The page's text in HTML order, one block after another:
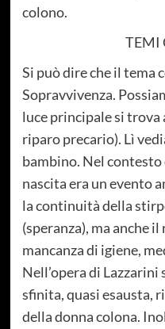
colono.
TEMI
Si può dire che il tema
Sopravvivenza.
luce principale si trova
riparo precario). Lì
bambino. Nel
nascita era un evento
la continuità della
(speranza), ma anche
mancanza di igiene,
Nell’opera di Lazzarini
sfinita, quasi esausta,
della donna colona.